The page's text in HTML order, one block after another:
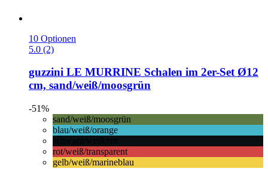
10 Optionen
5.0 (2)
guzzini LE MURRINE Schalen im 2er-​Set Ø12
cm, sand/weiß/moosgrün
-51%
sand/weiß/moosgrün
blau/weiß/orange
rot/weiß/transparent
gelb/weiß/marineblau